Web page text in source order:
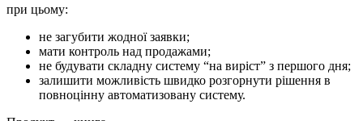
при цьому:
не загубити жодної заявки;
мати контроль над продажами;
не будувати складну систему “на виріст” з першого дня;
залишити можливість швидко розгорнути рішення в
повноцінну автоматизовану систему.